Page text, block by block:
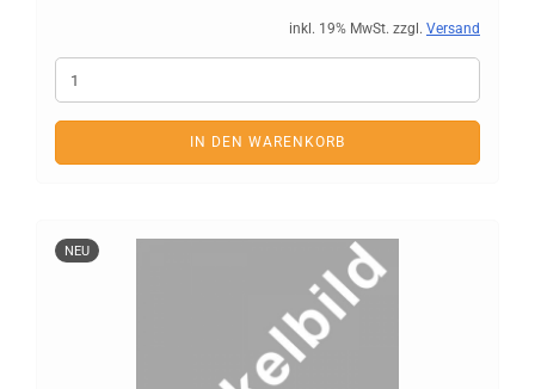
inkl. 19% MwSt. zzgl. Versand
IN DEN WARENKORB
NEU